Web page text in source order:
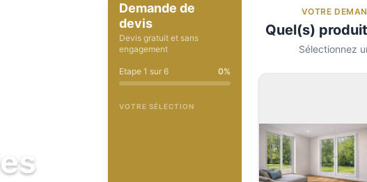
Demande de
devis
Devis gratuit et sans
engagement
Etape 1 sur 6 0%
VOTRE SÉLECTION
VOTRE
Quel(s)
Sélectionnez